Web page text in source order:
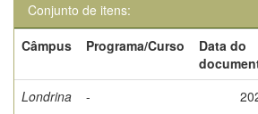
Conjunto de itens:
Câmpus
Programa/Curso
Data do
Londrina -